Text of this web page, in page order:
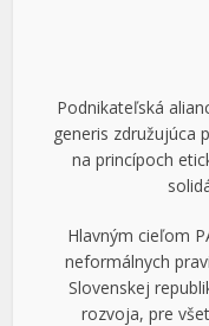
Podnikateľská
generis združujúca
na princípoch
Hlavným cieľom
neformálnych
Slovenskej
rozvoja, pre